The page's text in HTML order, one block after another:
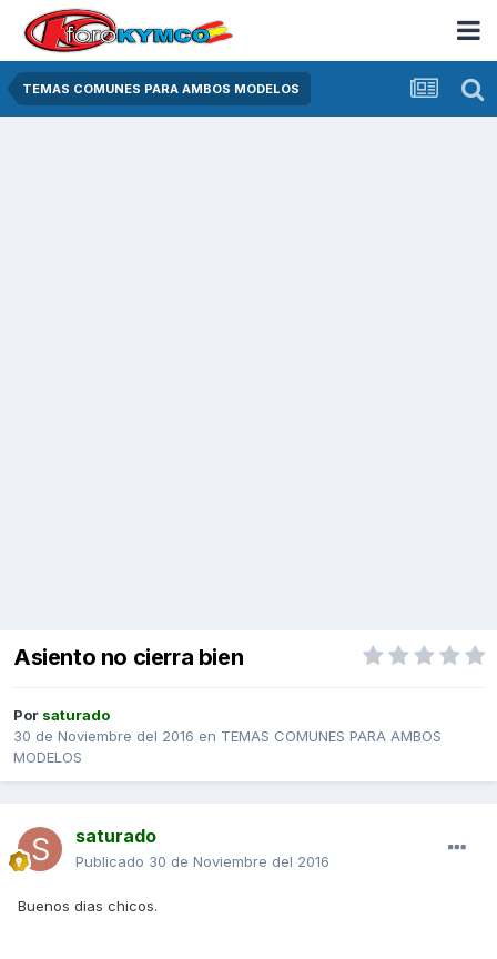
TEMAS COMUNES PARA AMBOS MODELOS
Asiento no cierra bien
Por saturado
30 de Noviembre del 2016 en TEMAS COMUNES PARA AMBOS
MODELOS
saturado
Publicado 30 de Noviembre del 2016
Buenos dias chicos.